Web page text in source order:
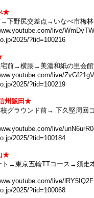
★
下野尻交差点→いなべ市梅林
live/
2025/?tid=100216
宅前→横腰→美濃和紙の里会
live/
2025/?tid=100219
州飯田★
ラウンド前→ 下久堅周回
live/
2025/?tid=100184
★
→東京五輪TTコース→須走
live/
2025/?tid=100068